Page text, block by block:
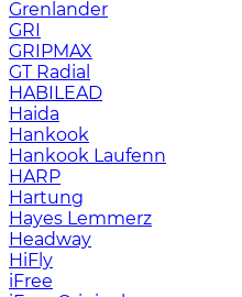
Grenlander
GRI
GRIPMAX
GT Radial
HABILEAD
Haida
Hankook
Hankook Laufenn
HARP
Hartung
Hayes Lemmerz
Headway
HiFly
iFree